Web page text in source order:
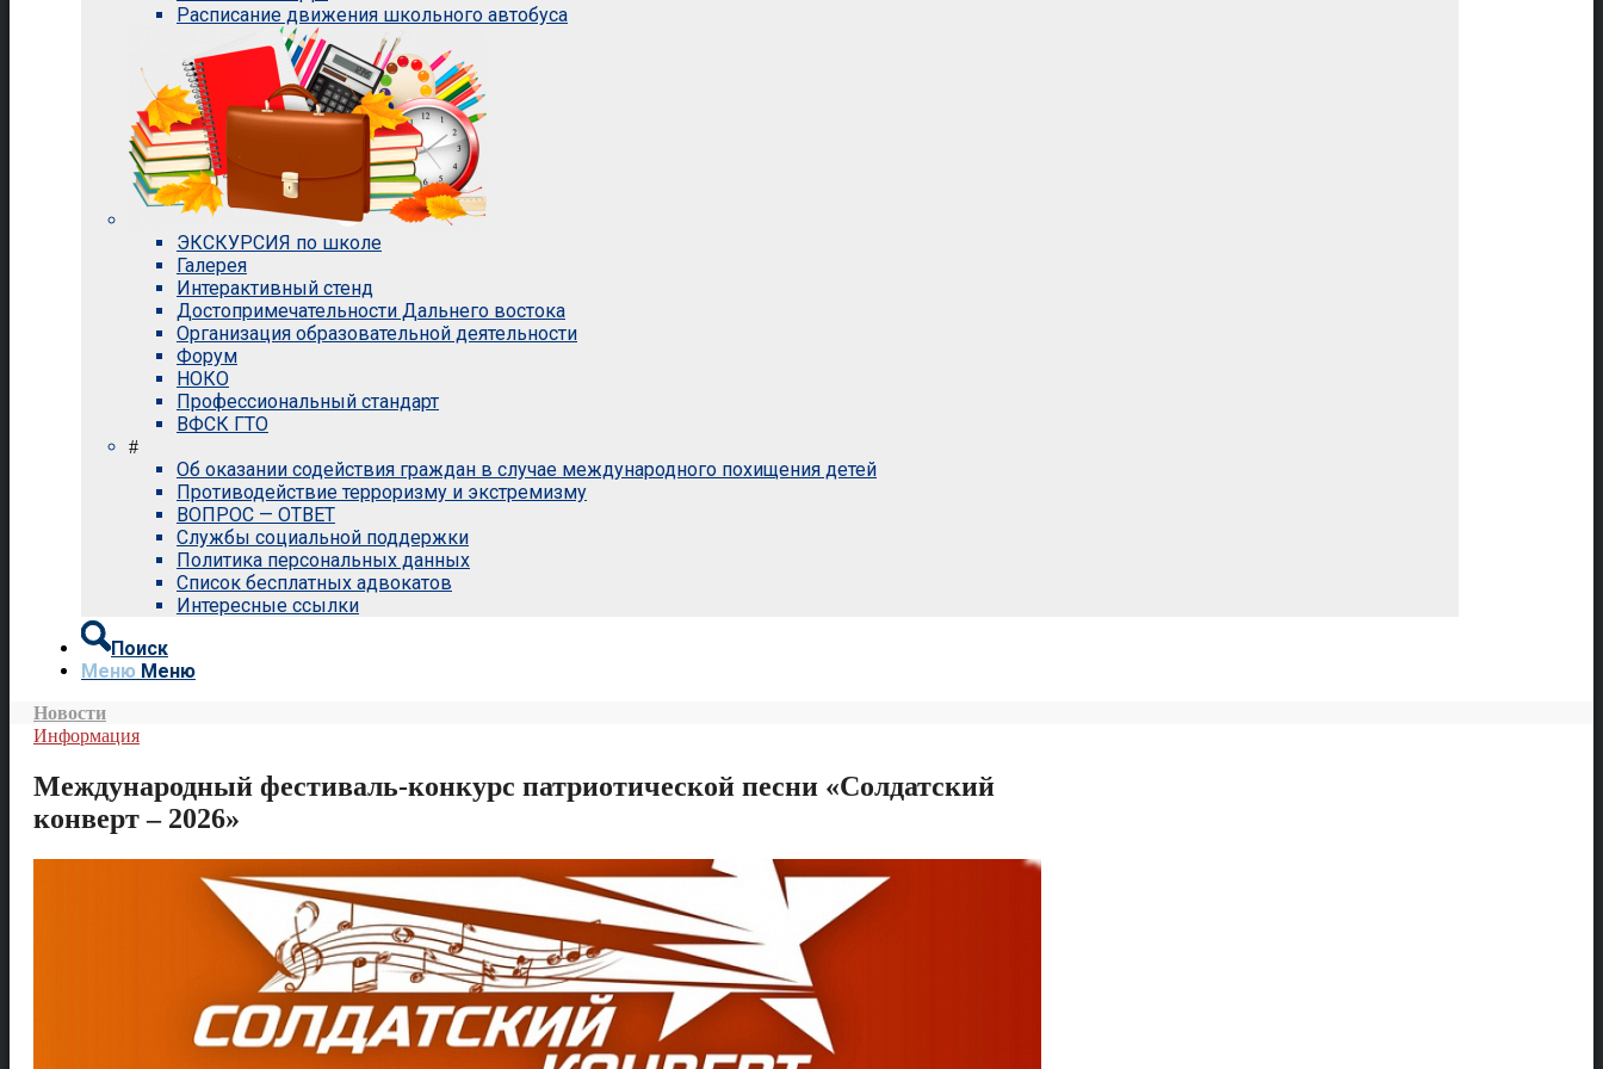
Расписание движения школьного автобуса
ЭКСКУРСИЯ по школе
Галерея
Интерактивный стенд
Достопримечательности Дальнего востока
Организация образовательной деятельности
Форум
НОКО
Профессиональный стандарт
ВФСК ГТО
#
Об оказании содействия граждан в случае международного похищения детей
Противодействие терроризму и экстремизму
ВОПРОС — ОТВЕТ
Службы социальной поддержки
Политика персональных данных
Список бесплатных адвокатов
Интересные ссылки
Поиск
Меню Меню
Новости
Информация
Международный фестиваль-конкурс патриотической песни «Солдатский
конверт – 2026»